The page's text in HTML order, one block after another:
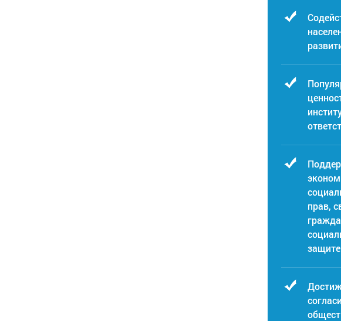
прав,
защите